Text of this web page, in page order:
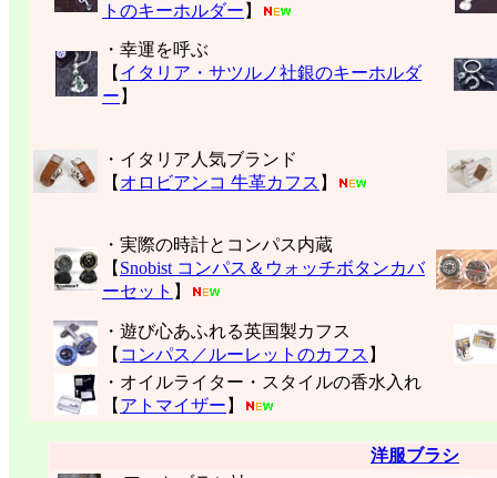
トのキーホルダー 】
・幸運を呼ぶ
【 イタリア・サツルノ社銀のキーホルダ
ー 】
・イタリア人気ブランド
【 オロビアンコ 牛革カフス 】
・実際の時計とコンパス内蔵
【 Snobist コンパス＆ウォッチボタンカバ
ーセット 】
・遊び心あふれる英国製カフス
【 コンパス／ルーレットのカフス 】
・オイルライター・スタイルの香水入れ
【 アトマイザー 】
洋服ブラシ